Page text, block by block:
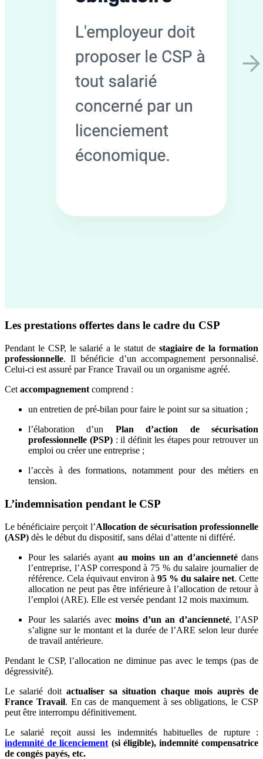
Les prestations offertes dans le cadre du CSP
Pendant le CSP, le salarié a le statut de stagiaire de la formation
professionnelle. Il bénéficie d’un accompagnement personnalisé.
Celui-ci est assuré par France Travail ou un organisme agréé.
Cet accompagnement comprend :
un entretien de pré-bilan pour faire le point sur sa situation ;
l’élaboration d’un Plan d’action de sécurisation
professionnelle (PSP) : il définit les étapes pour retrouver un
emploi ou créer une entreprise ;
l’accès à des formations, notamment pour des métiers en
tension.
L’indemnisation pendant le CSP
Le bénéficiaire perçoit l’Allocation de sécurisation professionnelle
(ASP) dès le début du dispositif, sans délai d’attente ni différé.
Pour les salariés ayant au moins un an d’anciennetédans
l’entreprise, l’ASP correspond à 75 % du salaire journalier de
référence. Cela équivaut environ à 95 % du salaire net. Cette
allocation ne peut pas être inférieure à l’allocation de retour à
l’emploi (ARE). Elle est versée pendant 12 mois maximum.
Pour les salariés avec moins d’un an d’ancienneté, l’ASP
s’aligne sur le montant et la durée de l’ARE selon leur durée
de travail antérieure.
Pendant le CSP, l’allocation ne diminue pas avec le temps (pas de
dégressivité).
Le salarié doit actualiser sa situation chaque mois auprès de
France Travail. En cas de manquement à ses obligations, le CSP
peut être interrompu définitivement.
Le salarié reçoit aussi les indemnités habituelles de rupture :
indemnité de licenciement (si éligible), indemnité compensatrice
de congés payés, etc.